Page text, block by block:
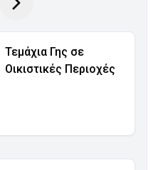
Τεμάχια Γης σε
Οικιστικές Περιοχές